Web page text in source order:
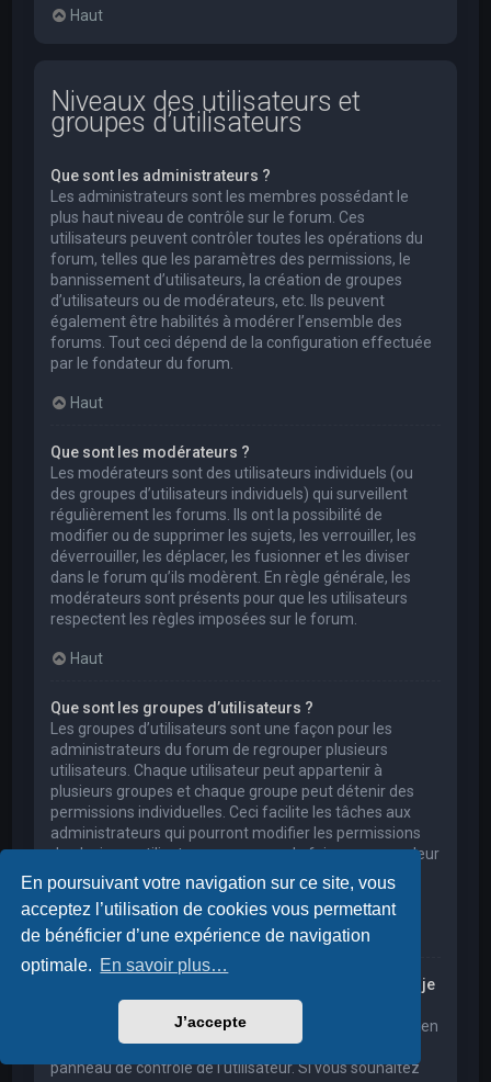
En poursuivant votre navigation sur ce site, vous
acceptez l’utilisation de cookies vous permettant
de bénéficier d’une expérience de navigation
optimale. En savoir plus…
J’accepte
Haut
Niveaux des utilisateurs et
groupes d’utilisateurs
Que sont les administrateurs ?
Les administrateurs sont les membres possédant le
plus haut niveau de contrôle sur le forum. Ces
utilisateurs peuvent contrôler toutes les opérations du
forum, telles que les paramètres des permissions, le
bannissement d’utilisateurs, la création de groupes
d’utilisateurs ou de modérateurs, etc. Ils peuvent
également être habilités à modérer l’ensemble des
forums. Tout ceci dépend de la configuration effectuée
par le fondateur du forum.
Haut
Que sont les modérateurs ?
Les modérateurs sont des utilisateurs individuels (ou
des groupes d’utilisateurs individuels) qui surveillent
régulièrement les forums. Ils ont la possibilité de
modifier ou de supprimer les sujets, les verrouiller, les
déverrouiller, les déplacer, les fusionner et les diviser
dans le forum qu’ils modèrent. En règle générale, les
modérateurs sont présents pour que les utilisateurs
respectent les règles imposées sur le forum.
Haut
Que sont les groupes d’utilisateurs ?
Les groupes d’utilisateurs sont une façon pour les
administrateurs du forum de regrouper plusieurs
utilisateurs. Chaque utilisateur peut appartenir à
plusieurs groupes et chaque groupe peut détenir des
permissions individuelles. Ceci facilite les tâches aux
administrateurs qui pourront modifier les permissions
de plusieurs utilisateurs en une seule fois, ou encore leur
accorder des pouvoirs de modération, ou bien leur
donner accès à un forum privé.
Haut
Où sont les groupes d’utilisateurs et comment puis-je
en rejoindre un ?
Vous pouvez consulter tous les groupes d’utilisateurs en
cliquant sur le lien « Groupes d’utilisateurs » depuis le
panneau de contrôle de l’utilisateur. Si vous souhaitez